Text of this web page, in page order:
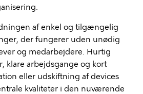
af enkel og tilgængelig
der fungerer uden unødig
og medarbejdere. Hurtig
klare arbejdsgange og kort
eller udskiftning af devices
kvaliteter i den nuværende